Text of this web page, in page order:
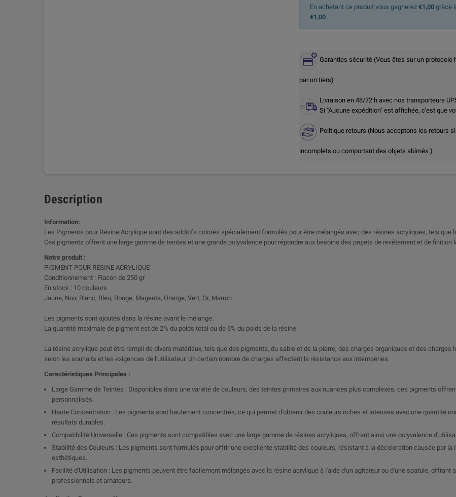
En achetant ce produit vous gagnerez €1,00grâce
€1,00.
Garanties sécurité (Vous êtes sur un
par un tiers)
Livraison en 48/72 h avec nos transporteurs
Si "Aucune expédition" est affichée, c'est que
Politique retours (Nous acceptons les retours
incomplets ou comportant des objets abîmés.)
Description
Information:
Les Pigments pour Résine Acrylique sont des additifs colorés spécialement formulés pour être mélangés avec des résines acryliques, tels que
Ces pigments offrent une large gamme de teintes et une grande polyvalence pour répondre aux besoins des projets de revêtement et de finition
Notre produit :
PIGMENT POUR RESINE ACRYLIQUE
Conditionnement : Flacon de 250 gr
En stock : 10 couleurs
Jaune, Noir, Blanc, Bleu, Rouge, Magenta, Orange, Vert, Or, Marron
Les pigments sont ajoutés dans la résine avant le mélange.
La quantité maximale de pigment est de 2% du poids total ou de 6% du poids de la résine.
La résine acrylique peut être rempli de divers matériaux, tels que des pigments, du sable et de la pierre, des charges organiques et des
selon les souhaits et les exigences de l'utilisateur. Un certain nombre de charges affectent la résistance aux intempéries.
Caractéristiques Principales :
Large Gamme de Teintes : Disponibles dans une variété de couleurs, des teintes primaires aux nuances plus complexes, ces pigments
personnalisés.
Haute Concentration : Les pigments sont hautement concentrés, ce qui permet d'obtenir des couleurs riches et intenses avec une quantité
résultats durables.
Compatibilité Universelle : Ces pigments sont compatibles avec une large gamme de résines acryliques, offrant ainsi une polyvalence
Stabilité des Couleurs : Les pigments sont formulés pour offrir une excellente stabilité des couleurs, résistant à la décoloration causée par
esthétiques.
Facilité d'Utilisation : Les pigments peuvent être facilement mélangés avec la résine acrylique à l'aide d'un agitateur ou d'une spatule,
professionnels et amateurs.